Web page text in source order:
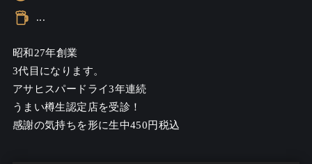
...
昭和27年創業
3代目になります。
アサヒスパードライ3年連続
うまい樽生認定店を受診！
感謝の気持ちを形に生中450円税込